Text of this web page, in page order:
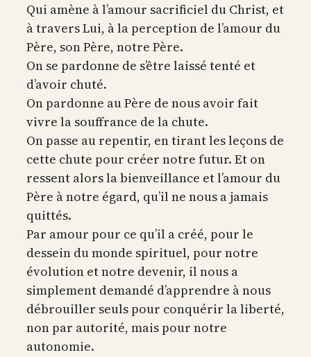
Qui amène à l’amour sacrificiel du Christ, et
à travers Lui, à la perception de l’amour du
Père, son Père, notre Père.
On se pardonne de s’être laissé tenté et
d’avoir chuté.
On pardonne au Père de nous avoir fait
vivre la souffrance de la chute.
On passe au repentir, en tirant les leçons de
cette chute pour créer notre futur. Et on
ressent alors la bienveillance et l’amour du
Père à notre égard, qu’il ne nous a jamais
quittés.
Par amour pour ce qu’il a créé, pour le
dessein du monde spirituel, pour notre
évolution et notre devenir, il nous a
simplement demandé d’apprendre à nous
débrouiller seuls pour conquérir la liberté,
non par autorité, mais pour notre
autonomie.